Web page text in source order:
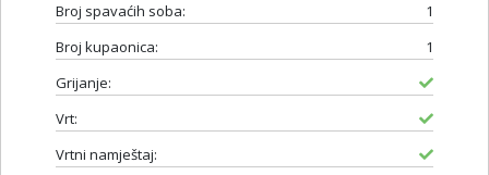
Broj spavaćih soba:
1
Broj kupaonica:
1
Grijanje:
Vrt:
Vrtni namještaj: